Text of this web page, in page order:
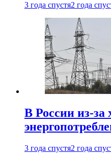
3 года спустя2 года
В России из-за
3 года спустя2 года